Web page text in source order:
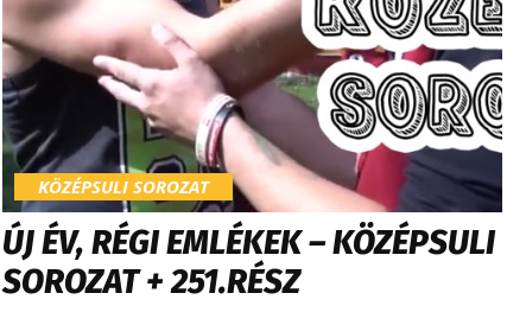
KÖZÉPSULI SOROZAT
ÚJ ÉV, RÉGI EMLÉKEK – KÖZÉPSULI
SOROZAT + 251.RÉSZ